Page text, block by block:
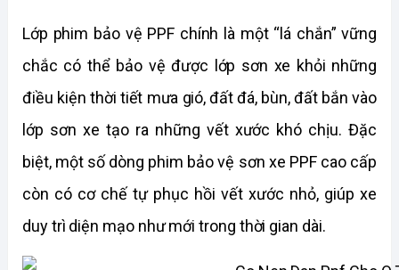
Lớp phim bảo vệ PPF chính là một “lá chắn” vững
chắc có thể bảo vệ được lớp sơn xe khỏi những
điều kiện thời tiết mưa gió, đất đá, bùn, đất bắn vào
lớp sơn xe tạo ra những vết xước khó chịu. Đặc
biệt, một số dòng phim bảo vệ sơn xe PPF cao cấp
còn có cơ chế tự phục hồi vết xước nhỏ, giúp xe
duy trì diện mạo như mới trong thời gian dài.